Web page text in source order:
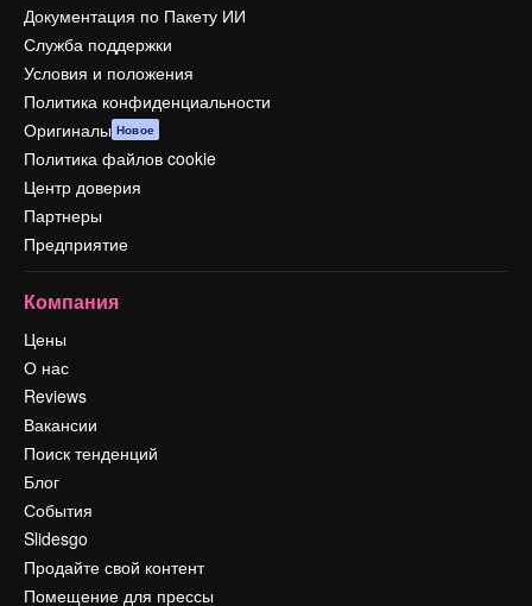
Документация по Пакету ИИ
Служба поддержки
Условия и положения
Политика конфиденциальности
Оригиналы Новое
Политика файлов cookie
Центр доверия
Партнеры
Предприятие
Компания
Цены
О нас
Reviews
Вакансии
Поиск тенденций
Блог
События
Slidesgo
Продайте свой контент
Помещение для прессы